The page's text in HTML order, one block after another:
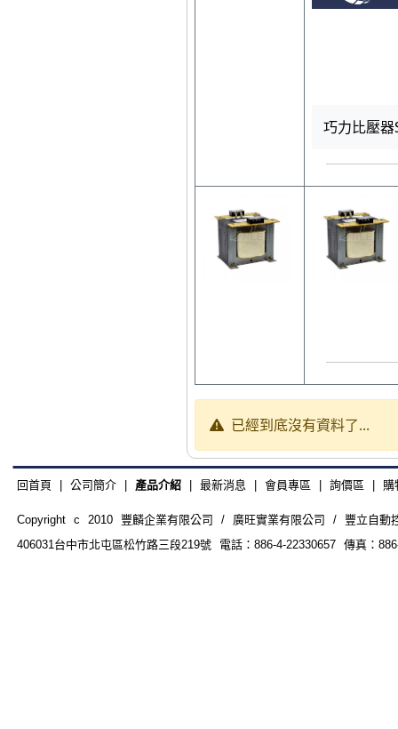
巧力比壓
已經到底沒有資料了...
回首頁 公司簡介| 產品介紹| 最新消息 會員專區 詢價區 購
Copyright c 2010 豐麟企業有限公司 / 廣旺實業有限公司 / 豐立自動
406031台中市北屯區松竹路三段219號 電話：886-4-22330657 傳真：